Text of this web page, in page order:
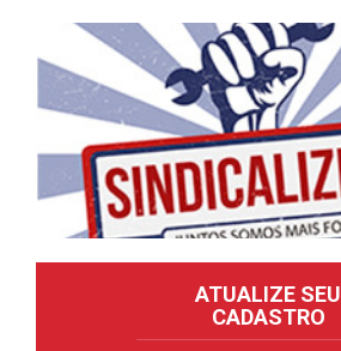
ATUALIZE SEU
CADASTRO